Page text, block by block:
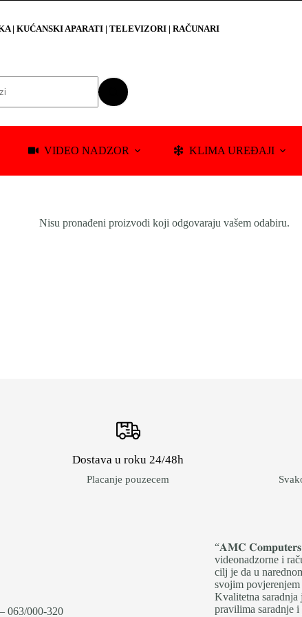
| KUĆANSKI APARATI | TELEVIZORI | RAČUNARI
VIDEO NADZOR KLIMA UREĐAJI
Nisu pronađeni proizvodi koji odgovaraju vašem odabiru.
Dostava u roku 24/48h
Placanje pouzecem
063/000-320
“𝐀𝐌𝐂 𝐂𝐨𝐦𝐩𝐮𝐭𝐞𝐫𝐬
videonadzorne i
cilj je da u
svojim
Kvalitetna
pravilima saradnje